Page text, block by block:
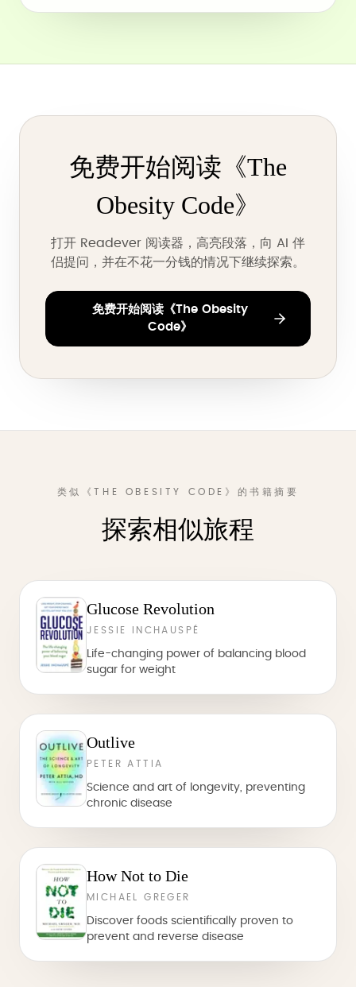
免费开始阅读《The
Obesity Code》
打开 Readever 阅读器，高亮段落，向 AI 伴
侣提问，并在不花一分钱的情况下继续探索。
免费开始阅读《The Obesity
Code》
类似《THE OBESITY CODE》的书籍摘要
探索相似旅程
Glucose Revolution
JESSIE INCHAUSPÉ
Life-changing power of balancing blood
sugar for weight
Outlive
PETER ATTIA
Science and art of longevity, preventing
chronic disease
How Not to Die
MICHAEL GREGER
Discover foods scientifically proven to
prevent and reverse disease